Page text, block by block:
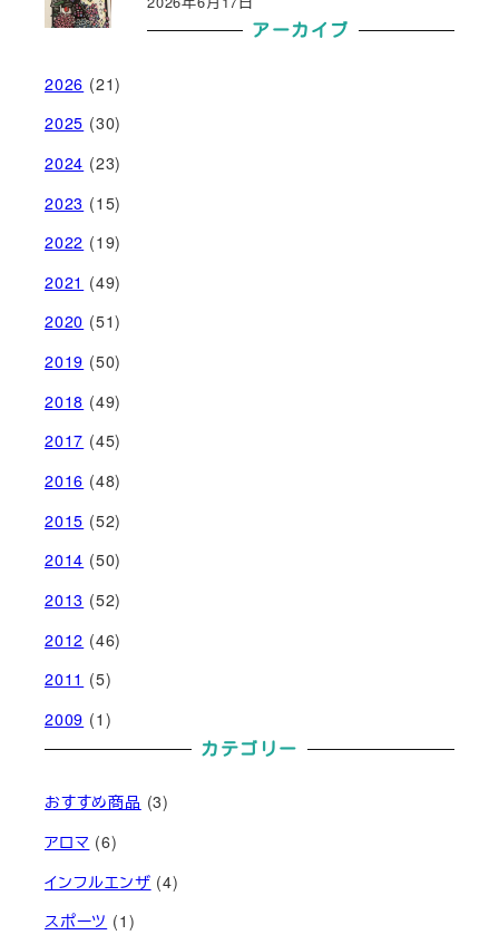
アーカイブ
2026 (21)
2025 (30)
2024 (23)
2023 (15)
2022 (19)
2021 (49)
2020 (51)
2019 (50)
2018 (49)
2017 (45)
2016 (48)
2015 (52)
2014 (50)
2013 (52)
2012 (46)
2011 (5)
2009 (1)
カテゴリー
おすすめ商品 (3)
アロマ (6)
インフルエンザ (4)
スポーツ (1)